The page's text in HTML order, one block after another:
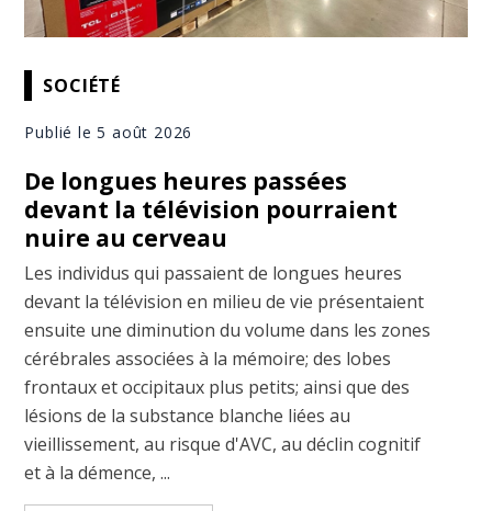
SOCIÉTÉ
Publié le 5 août 2026
De longues heures passées
devant la télévision pourraient
nuire au cerveau
Les individus qui passaient de longues heures
devant la télévision en milieu de vie présentaient
ensuite une diminution du volume dans les zones
cérébrales associées à la mémoire; des lobes
frontaux et occipitaux plus petits; ainsi que des
lésions de la substance blanche liées au
vieillissement, au risque d'AVC, au déclin cognitif
et à la démence, ...